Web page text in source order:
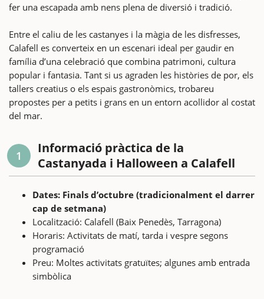
fer una escapada amb nens plena de diversió i tradició.
Entre el caliu de les castanyes i la màgia de les disfresses,
Calafell es converteix en un escenari ideal per gaudir en
família d’una celebració que combina patrimoni, cultura
popular i fantasia. Tant si us agraden les històries de por, els
tallers creatius o els espais gastronòmics, trobareu
propostes per a petits i grans en un entorn acollidor al costat
del mar.
1
Informació pràctica de la
Castanyada i Halloween a Calafell
Dates: Finals d’octubre (tradicionalment el darrer
cap de setmana)
Localització: Calafell (Baix Penedès, Tarragona)
Horaris: Activitats de matí, tarda i vespre segons
programació
Preu: Moltes activitats gratuïtes; algunes amb entrada
simbòlica